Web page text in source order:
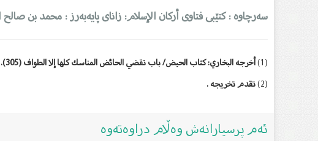
سەرچاوە : کتێبی فتاوى أرکان الإسلام: زاناى پایەبەرز : محمد بن صالح
(1
)أخرجه البخاري: كتاب الحيض/ باب تقضي الحائض المناسك كلها إلا الطواف (305).
(2
)تقدم تخريجه .
ئەم پرسیارانەش وەڵام دراوەتەوە